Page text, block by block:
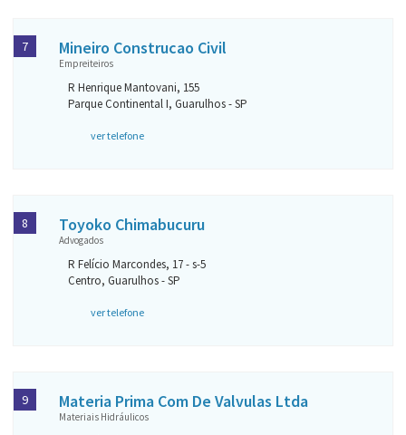
Mineiro Construcao Civil
Empreiteiros
R Henrique Mantovani, 155
Parque Continental I, Guarulhos - SP
ver telefone
7
Toyoko Chimabucuru
Advogados
R Felício Marcondes, 17 - s-5
Centro, Guarulhos - SP
ver telefone
8
Materia Prima Com De Valvulas Ltda
Materiais Hidráulicos
9